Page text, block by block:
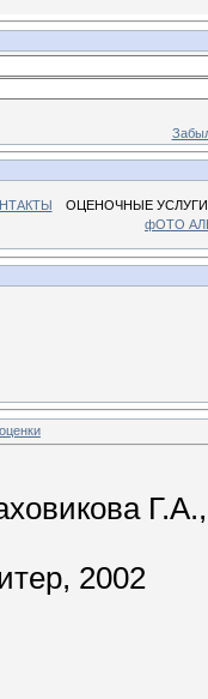
ОЦЕНОЧНЫЕ УСЛУГИ
фОТО
2002